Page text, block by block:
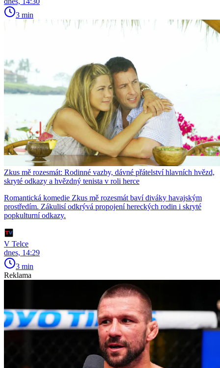
3 min
Zkus mě rozesmát: Rodinné vazby, dávné přátelství hlavních hvězd,
skryté odkazy a hvězdný tenista v roli herce
Romantická komedie Zkus mě rozesmát baví diváky havajským
prostředím. Zákulisí odkrývá propojení hereckých rodin i skryté
popkulturní odkazy.
V Telce
dnes, 14:29
3 min
Reklama